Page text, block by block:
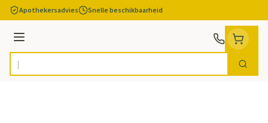
Ga naar de inhoud
Apothekersadvies Snelle beschikbaarheid
Menu
Product, merk, categorie... Zoek